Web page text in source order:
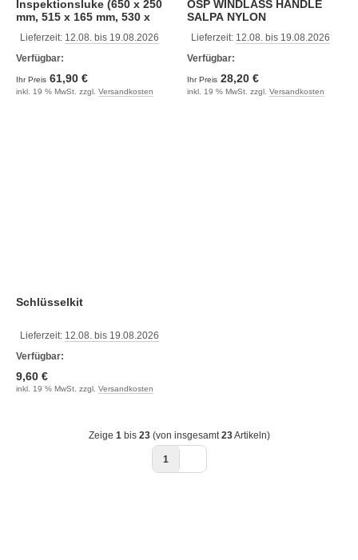
Inspektionsluke (650 x 250
mm, 515 x 165 mm, 530 x
Lieferzeit: 12.08. bis 19.08.2026
Verfügbar:
Ihr Preis 61,90 €
inkl. 19 % MwSt. zzgl. Versandkosten
OSP WINDLASS HANDLE
SALPA NYLON
Lieferzeit: 12.08. bis 19.08.2026
Verfügbar:
Ihr Preis 28,20 €
inkl. 19 % MwSt. zzgl. Versandkosten
Schlüsselkit
Lieferzeit: 12.08. bis 19.08.2026
Verfügbar:
9,60 €
inkl. 19 % MwSt. zzgl. Versandkosten
Zeige 1bis 23(von insgesamt23Artikeln)
1